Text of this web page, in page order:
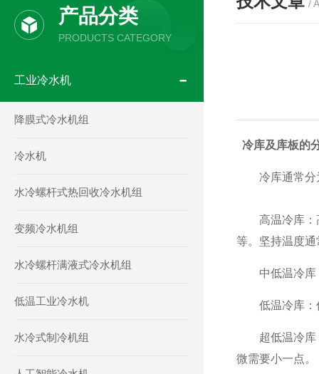
产品分类
PRODUCTS CATEGORY
工业冷水机
降膜式冷水机组
冷水机
水冷螺杆式热回收冷水机组
变频冷水机组
水冷螺杆满液式冷水机组
低温工业冷水机
水冷式制冷机组
/
冷库及库板的
冷库通常分为
高温冷库：高
等。坚持温度
中低温冷库：
低温冷库：低
超低温冷库：
微需要小一点。